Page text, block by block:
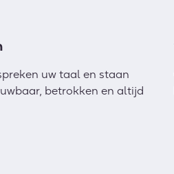
uw taal en staan
betrokken en altijd